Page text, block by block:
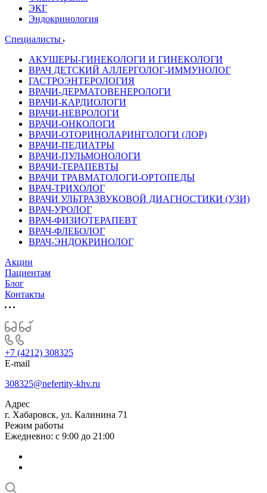
ЭКГ
Эндокринология
Специалисты
АКУШЕРЫ-ГИНЕКОЛОГИ И ГИНЕКОЛОГИ
ВРАЧ ДЕТСКИЙ АЛЛЕРГОЛОГ-ИММУНОЛОГ
ГАСТРОЭНТЕРОЛОГИЯ
ВРАЧИ-ДЕРМАТОВЕНЕРОЛОГИ
ВРАЧИ-КАРДИОЛОГИ
ВРАЧИ-НЕВРОЛОГИ
ВРАЧИ-ОНКОЛОГИ
ВРАЧИ-ОТОРИНОЛАРИНГОЛОГИ (ЛОР)
ВРАЧИ-ПЕДИАТРЫ
ВРАЧИ-ПУЛЬМОНОЛОГИ
ВРАЧИ-ТЕРАПЕВТЫ
ВРАЧИ ТРАВМАТОЛОГИ-ОРТОПЕДЫ
ВРАЧ-ТРИХОЛОГ
ВРАЧИ УЛЬТРАЗВУКОВОЙ ДИАГНОСТИКИ (УЗИ)
ВРАЧ-УРОЛОГ
ВРАЧ-ФИЗИОТЕРАПЕВТ
ВРАЧ-ФЛЕБОЛОГ
ВРАЧ-ЭНДОКРИНОЛОГ
Акции
Пациентам
Блог
Контакты
+7 (4212) 308325
E-mail
308325@nefertity-khv.ru
Адрес
г. Хабаровск, ул. Калинина 71
Режим работы
Ежедневно: с 9:00 до 21:00